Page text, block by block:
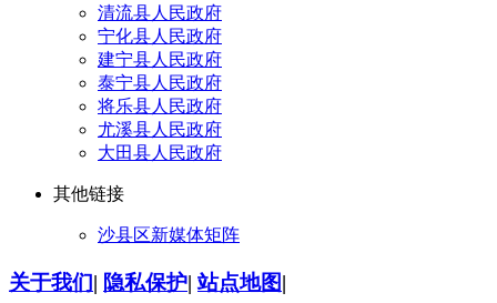
清流县人民政府
宁化县人民政府
建宁县人民政府
泰宁县人民政府
将乐县人民政府
尤溪县人民政府
大田县人民政府
其他链接
沙县区新媒体矩阵
关于我们| 隐私保护| 站点地图|